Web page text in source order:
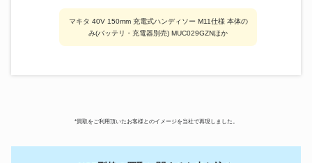
マキタ 40V 150mm 充電式ハンディソー M11仕様 本体の
み(バッテリ・充電器別売) MUC029GZNほか
*買取をご利用頂いたお客様とのイメージを当社で再現しました。